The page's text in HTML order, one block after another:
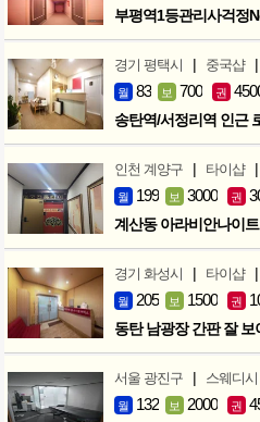
부평역1등관리사걱정
경기 평택시 | 중국샵 |
월 83 보 700 권
송탄역/서정리역 인근
인천 계양구 | 타이샵 |
월 199 보 3000 권
계산동 아라비안나이
경기 화성시 | 타이샵 |
월 205 보 1500 권
동탄 남광장 간판 잘 보
서울 광진구 | 스웨디시
월 132 보 2000 권